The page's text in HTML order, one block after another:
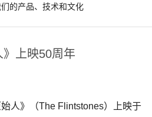
的产品、技术和文化
上映50周年
人》（The Flintstones）上映于